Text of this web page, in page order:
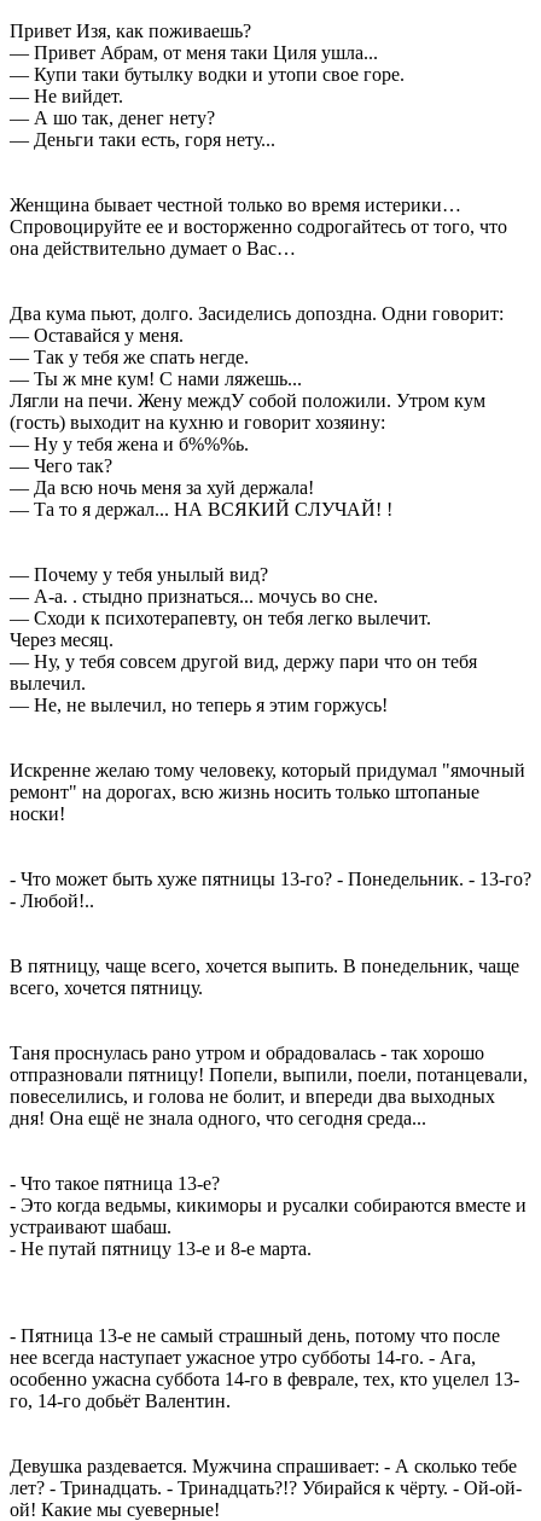
Привет Изя, как поживаешь?
— Привет Абрам, от меня таки Циля ушла...
— Купи таки бутылку водки и утопи свое горе.
— Не вийдет.
— А шо так, денег нету?
— Деньги таки есть, горя нету...
Женщина бывает честной только во время истерики…
Спровоцируйте ее и восторженно содрогайтесь от того, что
она действительно думает о Вас…
Два кума пьют, долго. Засиделись допоздна. Одни говорит:
— Оставайся у меня.
— Так у тебя же спать негде.
— Ты ж мне кум! С нами ляжешь...
Лягли на печи. Жену междУ собой положили. Утром кум
(гость) выходит на кухню и говорит хозяину:
— Ну у тебя жена и б%%%ь.
— Чего так?
— Да всю ночь меня за хуй держала!
— Та то я держал... НА ВСЯКИЙ СЛУЧАЙ! !
— Почему у тебя унылый вид?
— А-а. . стыдно признаться... мочусь во сне.
— Сходи к психотерапевту, он тебя легко вылечит.
Через месяц.
— Ну, у тебя совсем другой вид, держу пари что он тебя
вылечил.
— Не, не вылечил, но теперь я этим горжусь!
Искренне желаю тому человеку, который придумал "ямочный
ремонт" на дорогах, всю жизнь носить только штопаные
носки!
- Что может быть хуже пятницы 13-го? - Понедельник. - 13-го?
- Любой!..
В пятницу, чаще всего, хочется выпить. В понедельник, чаще
всего, хочется пятницу.
Таня проснулась рано утром и обрадовалась - так хорошо
отпразновали пятницу! Попели, выпили, поели, потанцевали,
повеселились, и голова не болит, и впереди два выходных
дня! Она ещё не знала одного, что сегодня среда...
- Что такое пятница 13-е?
- Это когда ведьмы, кикиморы и русалки собираются вместе и
устраивают шабаш.
- Не путай пятницу 13-е и 8-е марта.
- Пятница 13-е не самый страшный день, потому что после
нее всегда наступает ужасное утро субботы 14-го. - Ага,
особенно ужасна суббота 14-го в феврале, тех, кто уцелел 13-
го, 14-го добьёт Валентин.
Девушка раздевается. Мужчина спрашивает: - А сколько тебе
лет? - Тринадцать. - Тринадцать?!? Убирайся к чёрту. - Ой-ой-
ой! Какие мы суеверные!